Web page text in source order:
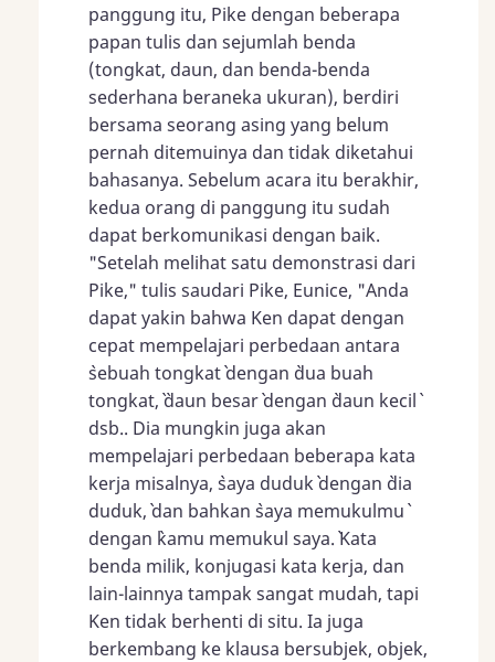
panggung itu, Pike dengan beberapa
papan tulis dan sejumlah benda
(tongkat, daun, dan benda-benda
sederhana beraneka ukuran), berdiri
bersama seorang asing yang belum
pernah ditemuinya dan tidak diketahui
bahasanya. Sebelum acara itu berakhir,
kedua orang di panggung itu sudah
dapat berkomunikasi dengan baik.
"Setelah melihat satu demonstrasi dari
Pike," tulis saudari Pike, Eunice, "Anda
dapat yakin bahwa Ken dapat dengan
cepat mempelajari perbedaan antara
`sebuah tongkat` dengan `dua buah
tongkat,` `daun besar` dengan `daun kecil`
dsb.. Dia mungkin juga akan
mempelajari perbedaan beberapa kata
kerja misalnya, `saya duduk` dengan `dia
duduk,` dan bahkan `saya memukulmu`
dengan `kamu memukul saya.` Kata
benda milik, konjugasi kata kerja, dan
lain-lainnya tampak sangat mudah, tapi
Ken tidak berhenti di situ. Ia juga
berkembang ke klausa bersubjek, objek,